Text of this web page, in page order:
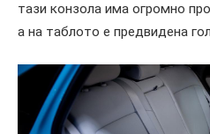
тази конзола има огромно
а на таблото е предвидена